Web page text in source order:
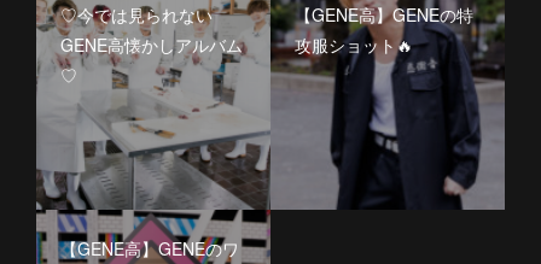
♡今では見られない
GENE高懐かしアルバム
♡
【GENE高】GENEの特
攻服ショット🔥
【GENE高】GENEのワ